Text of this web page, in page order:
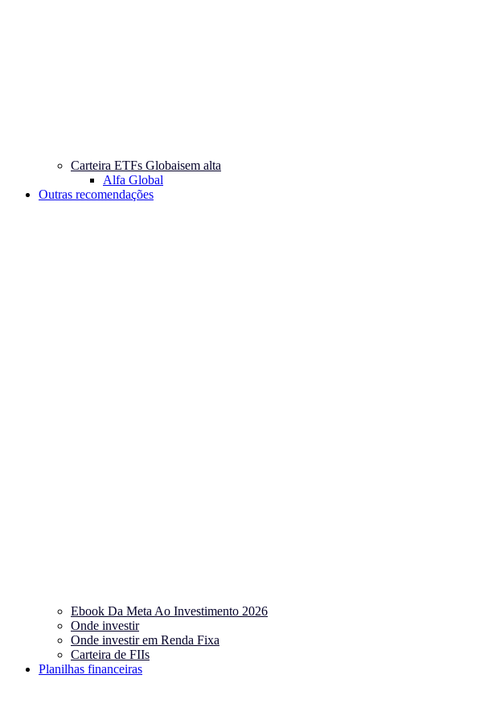
Carteira ETFs Globaisem alta
Alfa Global
Outras recomendações
Ebook Da Meta Ao Investimento 2026
Onde investir
Onde investir em Renda Fixa
Carteira de FIIs
Planilhas financeiras